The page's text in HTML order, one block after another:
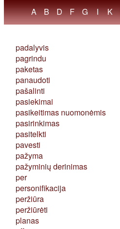
// A B D F G I K
padalyvis
pagrindu
paketas
panaudoti
pašalinti
pasiekimai
pasikeitimas nuomonėmis
pasirinkimas
pasitelkti
pavesti
pažyma
pažyminių derinimas
per
personifikacija
peržiūra
peržiūrėti
planas